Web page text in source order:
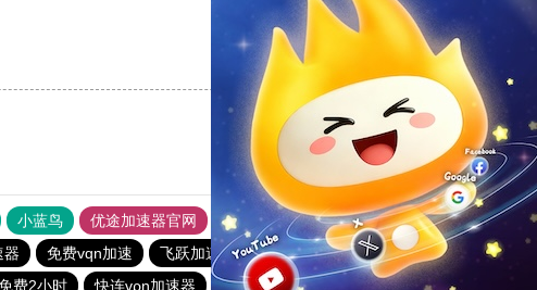
反对[0]
小蓝鸟 优途加速器官网 风驰加速器 旋风加速器
八戒看书
器 免费vqn加速 飞跃加速器 旋风加速度器
极光加速器
费2小时 快连vρn加速器 旋风加速度器 旋风加速度器